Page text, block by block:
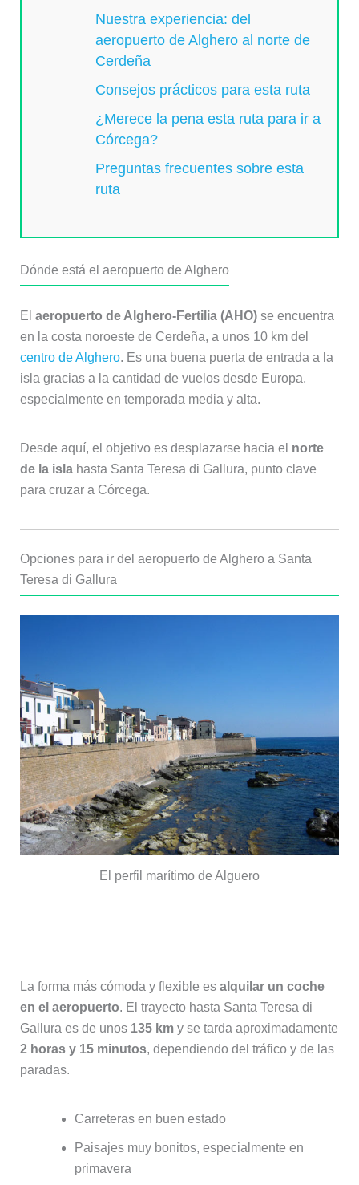
Nuestra experiencia: del
aeropuerto de Alghero al norte de
Cerdeña
Consejos prácticos para esta ruta
¿Merece la pena esta ruta para ir a
Córcega?
Preguntas frecuentes sobre esta
ruta
Dónde está el aeropuerto de Alghero
El aeropuerto de Alghero-Fertilia (AHO)se encuentra
en la costa noroeste de Cerdeña, a unos 10 km del
centro de Alghero. Es una buena puerta de entrada a la
isla gracias a la cantidad de vuelos desde Europa,
especialmente en temporada media y alta.
Desde aquí, el objetivo es desplazarse hacia el norte
de la islahasta Santa Teresa di Gallura, punto clave
para cruzar a Córcega.
Opciones para ir del aeropuerto de Alghero a Santa
Teresa di Gallura
El perfil marítimo de Alguero
La forma más cómoda y flexible es alquilar un coche
en el aeropuerto. El trayecto hasta Santa Teresa di
Gallura es de unos 135 kmy se tarda aproximadamente
2 horas y 15 minutos, dependiendo del tráfico y de las
paradas.
Carreteras en buen estado
Paisajes muy bonitos, especialmente en
primavera